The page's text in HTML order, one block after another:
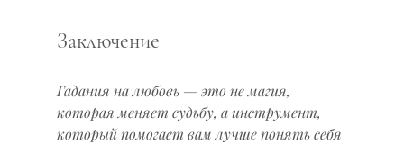
Заключение
Гадания на любовь — это не магия,
которая меняет судьбу, а инструмент,
который помогает вам лучше понять себя